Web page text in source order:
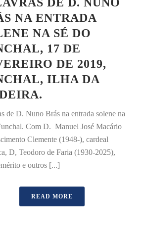
NA ENTRADA
NA SÉ DO
17 DE
DE 2019,
ILHA DA
de D. Nuno Brás na entrada solene na
Com D. Manuel José Macário
Clemente (1948-), cardeal
D, Teodoro de Faria (1930-2025),
e outros [...]
READ MORE